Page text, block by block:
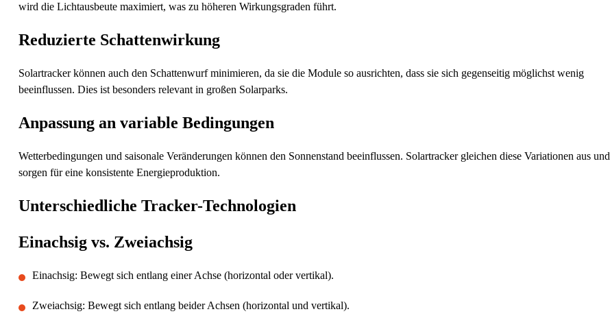
wird die Lichtausbeute maximiert, was zu höheren Wirkungsgraden führt.
Reduzierte Schattenwirkung
Solartracker können auch den Schattenwurf minimieren, da sie die Module so ausrichten, dass sie sich gegenseitig möglichst wenig
beeinflussen. Dies ist besonders relevant in großen Solarparks.
Anpassung an variable Bedingungen
Wetterbedingungen und saisonale Veränderungen können den Sonnenstand beeinflussen. Solartracker gleichen diese Variationen aus und
sorgen für eine konsistente Energieproduktion.
Unterschiedliche Tracker-Technologien
Einachsig vs. Zweiachsig
Einachsig: Bewegt sich entlang einer Achse (horizontal oder vertikal).
Zweiachsig: Bewegt sich entlang beider Achsen (horizontal und vertikal).